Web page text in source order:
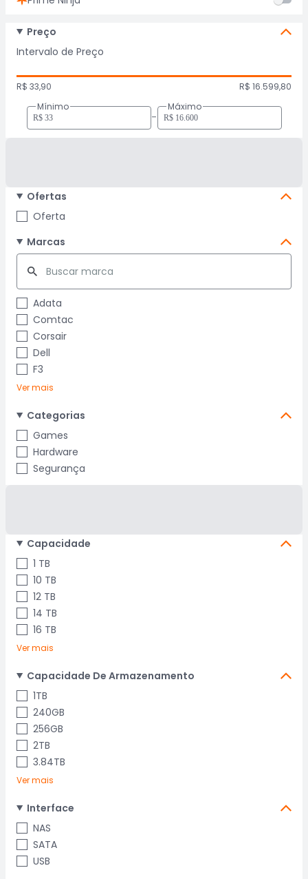
Preço
Intervalo de Preço
R$ 33,90
R$ 16.599,80
Mínimo
-
Máximo
Ofertas
Oferta
Marcas
Adata
Comtac
Corsair
Dell
F3
Ver mais
Categorias
Games
Hardware
Segurança
Capacidade
1 TB
10 TB
12 TB
14 TB
16 TB
Ver mais
Capacidade De Armazenamento
1TB
240GB
256GB
2TB
3.84TB
Ver mais
Interface
NAS
SATA
USB